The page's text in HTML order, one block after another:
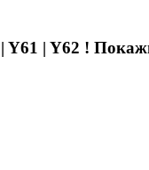
Y61 | Y62 !